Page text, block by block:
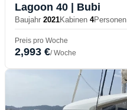
Lagoon 40 | Bubi
Baujahr 2021Kabinen 4Personen
Preis pro Woche
2,993 €/ Woche